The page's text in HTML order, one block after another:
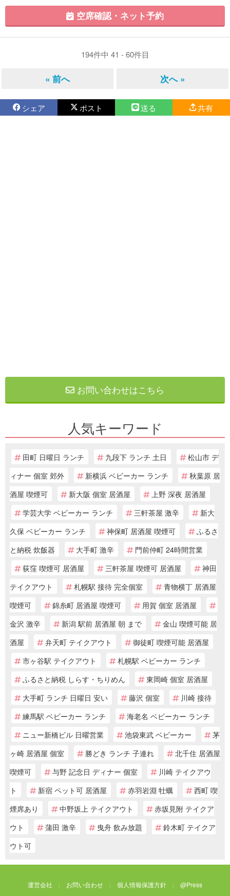
空席確認・ネット予約
194件中 41 - 60件目
« 前へ 次へ »
シェア ポスト 送る 共有
お問い合わせはこちら
人気キーワード
田町 日曜日 ランチ 九段下 ランチ 土日
松山市 デ
ィナー 個室 郊外
新横浜 ベビーカー ランチ
秋葉原 居
酒屋 喫煙可
新大阪 個室 居酒屋
上野 深夜 居酒屋
学芸大学 ベビーカー ランチ
三軒茶屋 激辛
新大
久保 ベビーカー ランチ
神保町 居酒屋 喫煙可
ふるさ
と納税 炊飯器
大手町 激辛
門前仲町 24時間営業
荻窪 喫煙可 居酒屋
三軒茶屋 喫煙可 居酒屋
神田
テイクアウト
札幌駅 接待 完全個室
青物横丁 居酒屋
喫煙可
錦糸町 居酒屋 喫煙可
用賀 個室 居酒屋
金沢 激辛
新潟 駅前 居酒屋 朝 まで
金山 喫煙可能 居
酒屋
弁天町 テイクアウト
御徒町 喫煙可能 居酒屋
市ヶ谷駅 テイクアウト
札幌駅 ベビーカー ランチ
ふるさと納税 しらす・ちりめん
東岡崎 個室 居酒屋
大手町 ランチ 日曜日 安い
藤沢 個室
川崎 接待
練馬駅 ベビーカー ランチ
海老名 ベビーカー ランチ
ニュー新橋ビル 日曜営業
池袋東武 ベビーカー
茅
ヶ崎 居酒屋 個室
勝どき ランチ 子連れ
北千住 居酒屋
喫煙可
与野 記念日 ディナー 個室
川崎 テイクアウ
ト
新宿 ペット可 居酒屋 赤羽岩淵 牡蠣
西町 喫
煙席あり
中野坂上 テイクアウト
赤坂見附 テイクア
ウト
蒲田 激辛 曳舟 飲み放題
鈴木町 テイクア
ウト可
運営会社 お問い合わせ 個人情報保護方針 @Press